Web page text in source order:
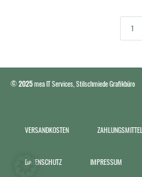
1
©2025mea IT Services Stilschmiede Grafikbüro
VERSANDKOSTEN ZAHLUNGSMITTEL
DATENSCHUTZ IMPRESSUM